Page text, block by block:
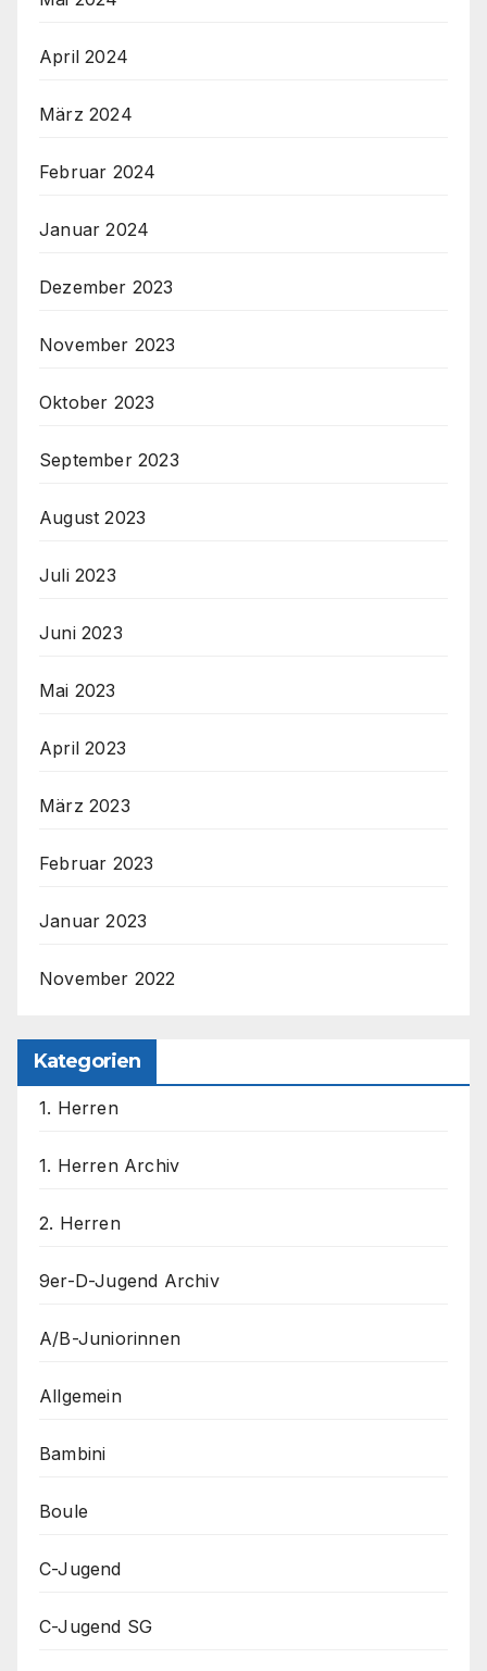
April 2024
März 2024
Februar 2024
Januar 2024
Dezember 2023
November 2023
Oktober 2023
September 2023
August 2023
Juli 2023
Juni 2023
Mai 2023
April 2023
März 2023
Februar 2023
Januar 2023
November 2022
Kategorien
1. Herren
1. Herren Archiv
2. Herren
9er-D-Jugend Archiv
A/B-Juniorinnen
Allgemein
Bambini
Boule
C-Jugend
C-Jugend SG